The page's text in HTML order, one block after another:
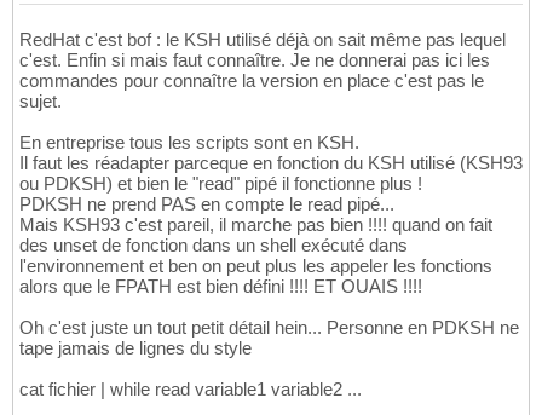
RedHat c'est bof : le KSH utilisé déjà on sait même pas lequel
c'est. Enfin si mais faut connaître. Je ne donnerai pas ici les
commandes pour connaître la version en place c'est pas le
sujet.
En entreprise tous les scripts sont en KSH.
Il faut les réadapter parceque en fonction du KSH utilisé (KSH93
ou PDKSH) et bien le "read" pipé il fonctionne plus !
PDKSH ne prend PAS en compte le read pipé...
Mais KSH93 c'est pareil, il marche pas bien !!!! quand on fait
des unset de fonction dans un shell exécuté dans
l'environnement et ben on peut plus les appeler les fonctions
alors que le FPATH est bien défini !!!! ET OUAIS !!!!
Oh c'est juste un tout petit détail hein... Personne en PDKSH ne
tape jamais de lignes du style
cat fichier | while read variable1 variable2 ...